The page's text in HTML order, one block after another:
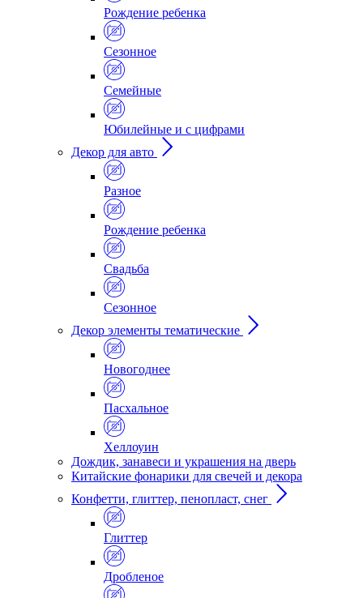
Рождение ребенка
Сезонное
Семейные
Юбилейные и с цифрами
Декор для авто
Разное
Рождение ребенка
Свадьба
Сезонное
Декор элементы тематические
Новогоднее
Пасхальное
Хеллоуин
Дождик, занавеси и украшения на дверь
Китайские фонарики для свечей и декора
Конфетти, глиттер, пенопласт, снег
Глиттер
Дробленое